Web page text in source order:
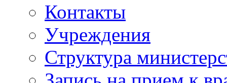
Контакты
Учреждения
Структура